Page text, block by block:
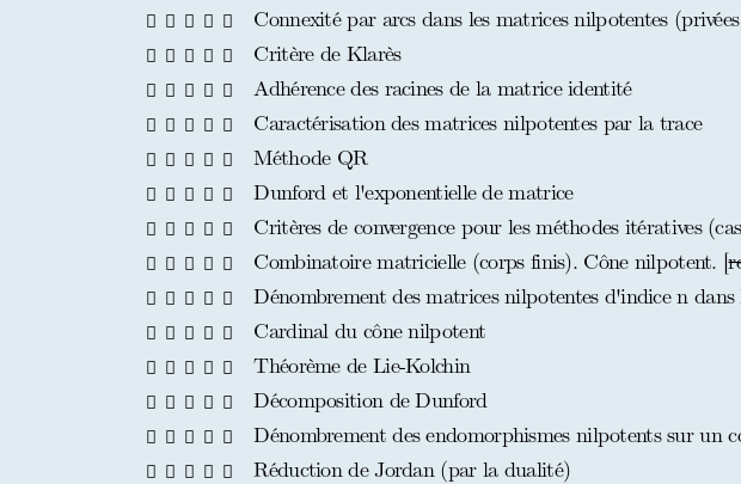
Connexité par arcs dans les matrices nilpotentes
Critère de Klarès
Adhérence des racines de la matrice identité
Caractérisation des matrices nilpotentes par la trace
Méthode QR
Dunford et l'exponentielle de matrice
Critères de convergence pour les méthodes itératives
Combinatoire matricielle (corps finis). Cône nilpotent. [
Dénombrement des matrices nilpotentes d'indice n
Cardinal du cône nilpotent
Théorème de Lie-Kolchin
Décomposition de Dunford
Dénombrement des endomorphismes nilpotents sur un
Réduction de Jordan (par la dualité)